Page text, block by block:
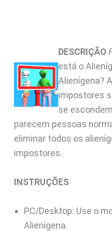
DESCRIÇÃO
está o
Alienígena?
impostores
se
parecem pessoas
eliminar todos os
impostores.
INSTRUÇÕES
PC/Desktop: Use o
Alienígena.